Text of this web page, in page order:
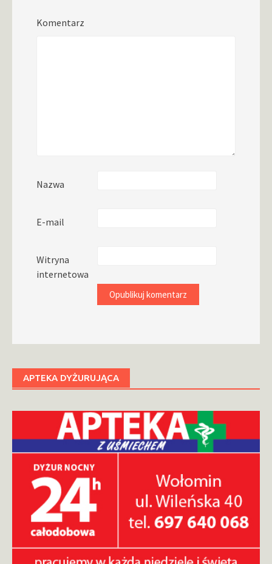
Komentarz
Nazwa
E-mail
Witryna
internetowa
APTEKA DYŻURUJĄCA